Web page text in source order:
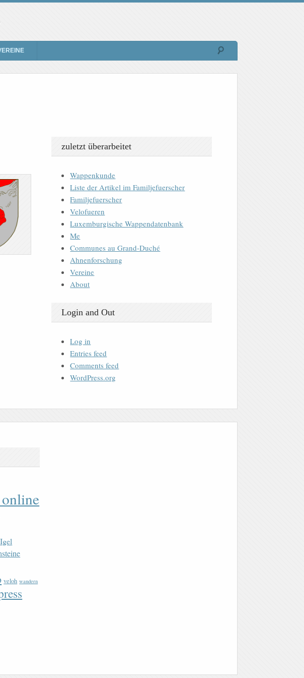
zuletzt überarbeitet
Wappenkunde
Liste der Artikel im Familjefuerscher
Familjefuerscher
Velofueren
Luxemburgische Wappendatenbank
Me
Communes au Grand-Duché
Ahnenforschung
Vereine
About
Login and Out
Log in
Entries feed
Comments feed
WordPress.org
Igel
veloh wandern